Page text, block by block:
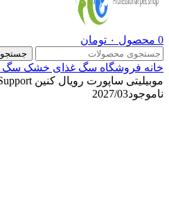
0 محصول ۰ تومان
جستجو
خانه فروشگاه سگ غذای خشک سگ
موبیلیتی ساپورت رویال کنین Mobility Support
ناموجود2027/03